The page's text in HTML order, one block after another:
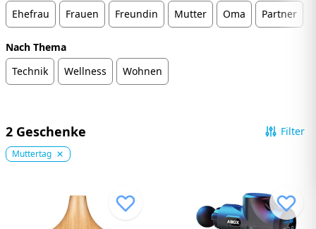
Ehefrau
Frauen Freundin Mutter Oma Partner
Nach Thema
Technik
Wellness Wohnen
2 Geschenke Filter
Muttertag